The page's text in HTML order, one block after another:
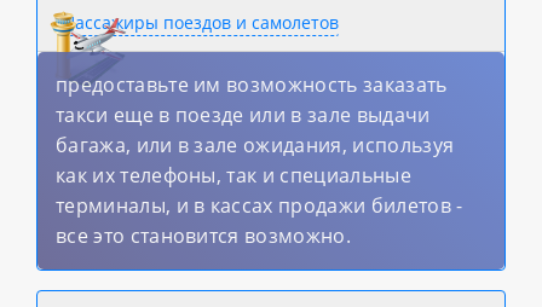
Пассажиры поездов и самолетов
предоставьте им возможность заказать
такси еще в поезде или в зале выдачи
багажа, или в зале ожидания, используя
как их телефоны, так и специальные
терминалы, и в кассах продажи билетов -
все это становится возможно.